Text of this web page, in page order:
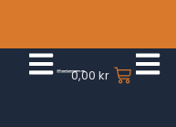
0,00kr